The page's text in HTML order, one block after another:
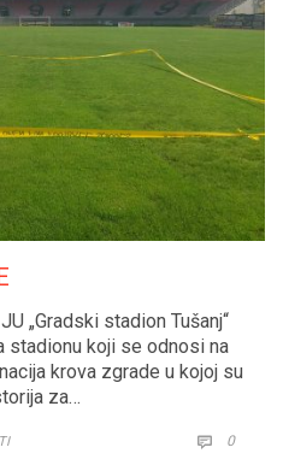
„Gradski stadion Tušanj“
stadionu koji se odnosi na
krova zgrade u kojoj su
za…
 0